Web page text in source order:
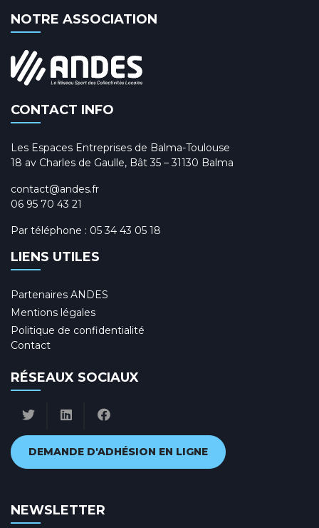
NOTRE ASSOCIATION
CONTACT INFO
Les Espaces Entreprises de Balma-Toulouse
18 av Charles de Gaulle, Bât 35 – 31130 Balma
contact@andes.fr
06 95 70 43 21
Par téléphone : 05 34 43 05 18
LIENS UTILES
Partenaires ANDES
Mentions légales
Politique de confidentialité
Contact
RÉSEAUX SOCIAUX
DEMANDE D'ADHÉSION EN LIGNE
NEWSLETTER